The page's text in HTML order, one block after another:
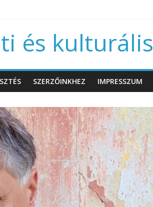
és
SZERZŐINKHEZ IMPRESSZUM